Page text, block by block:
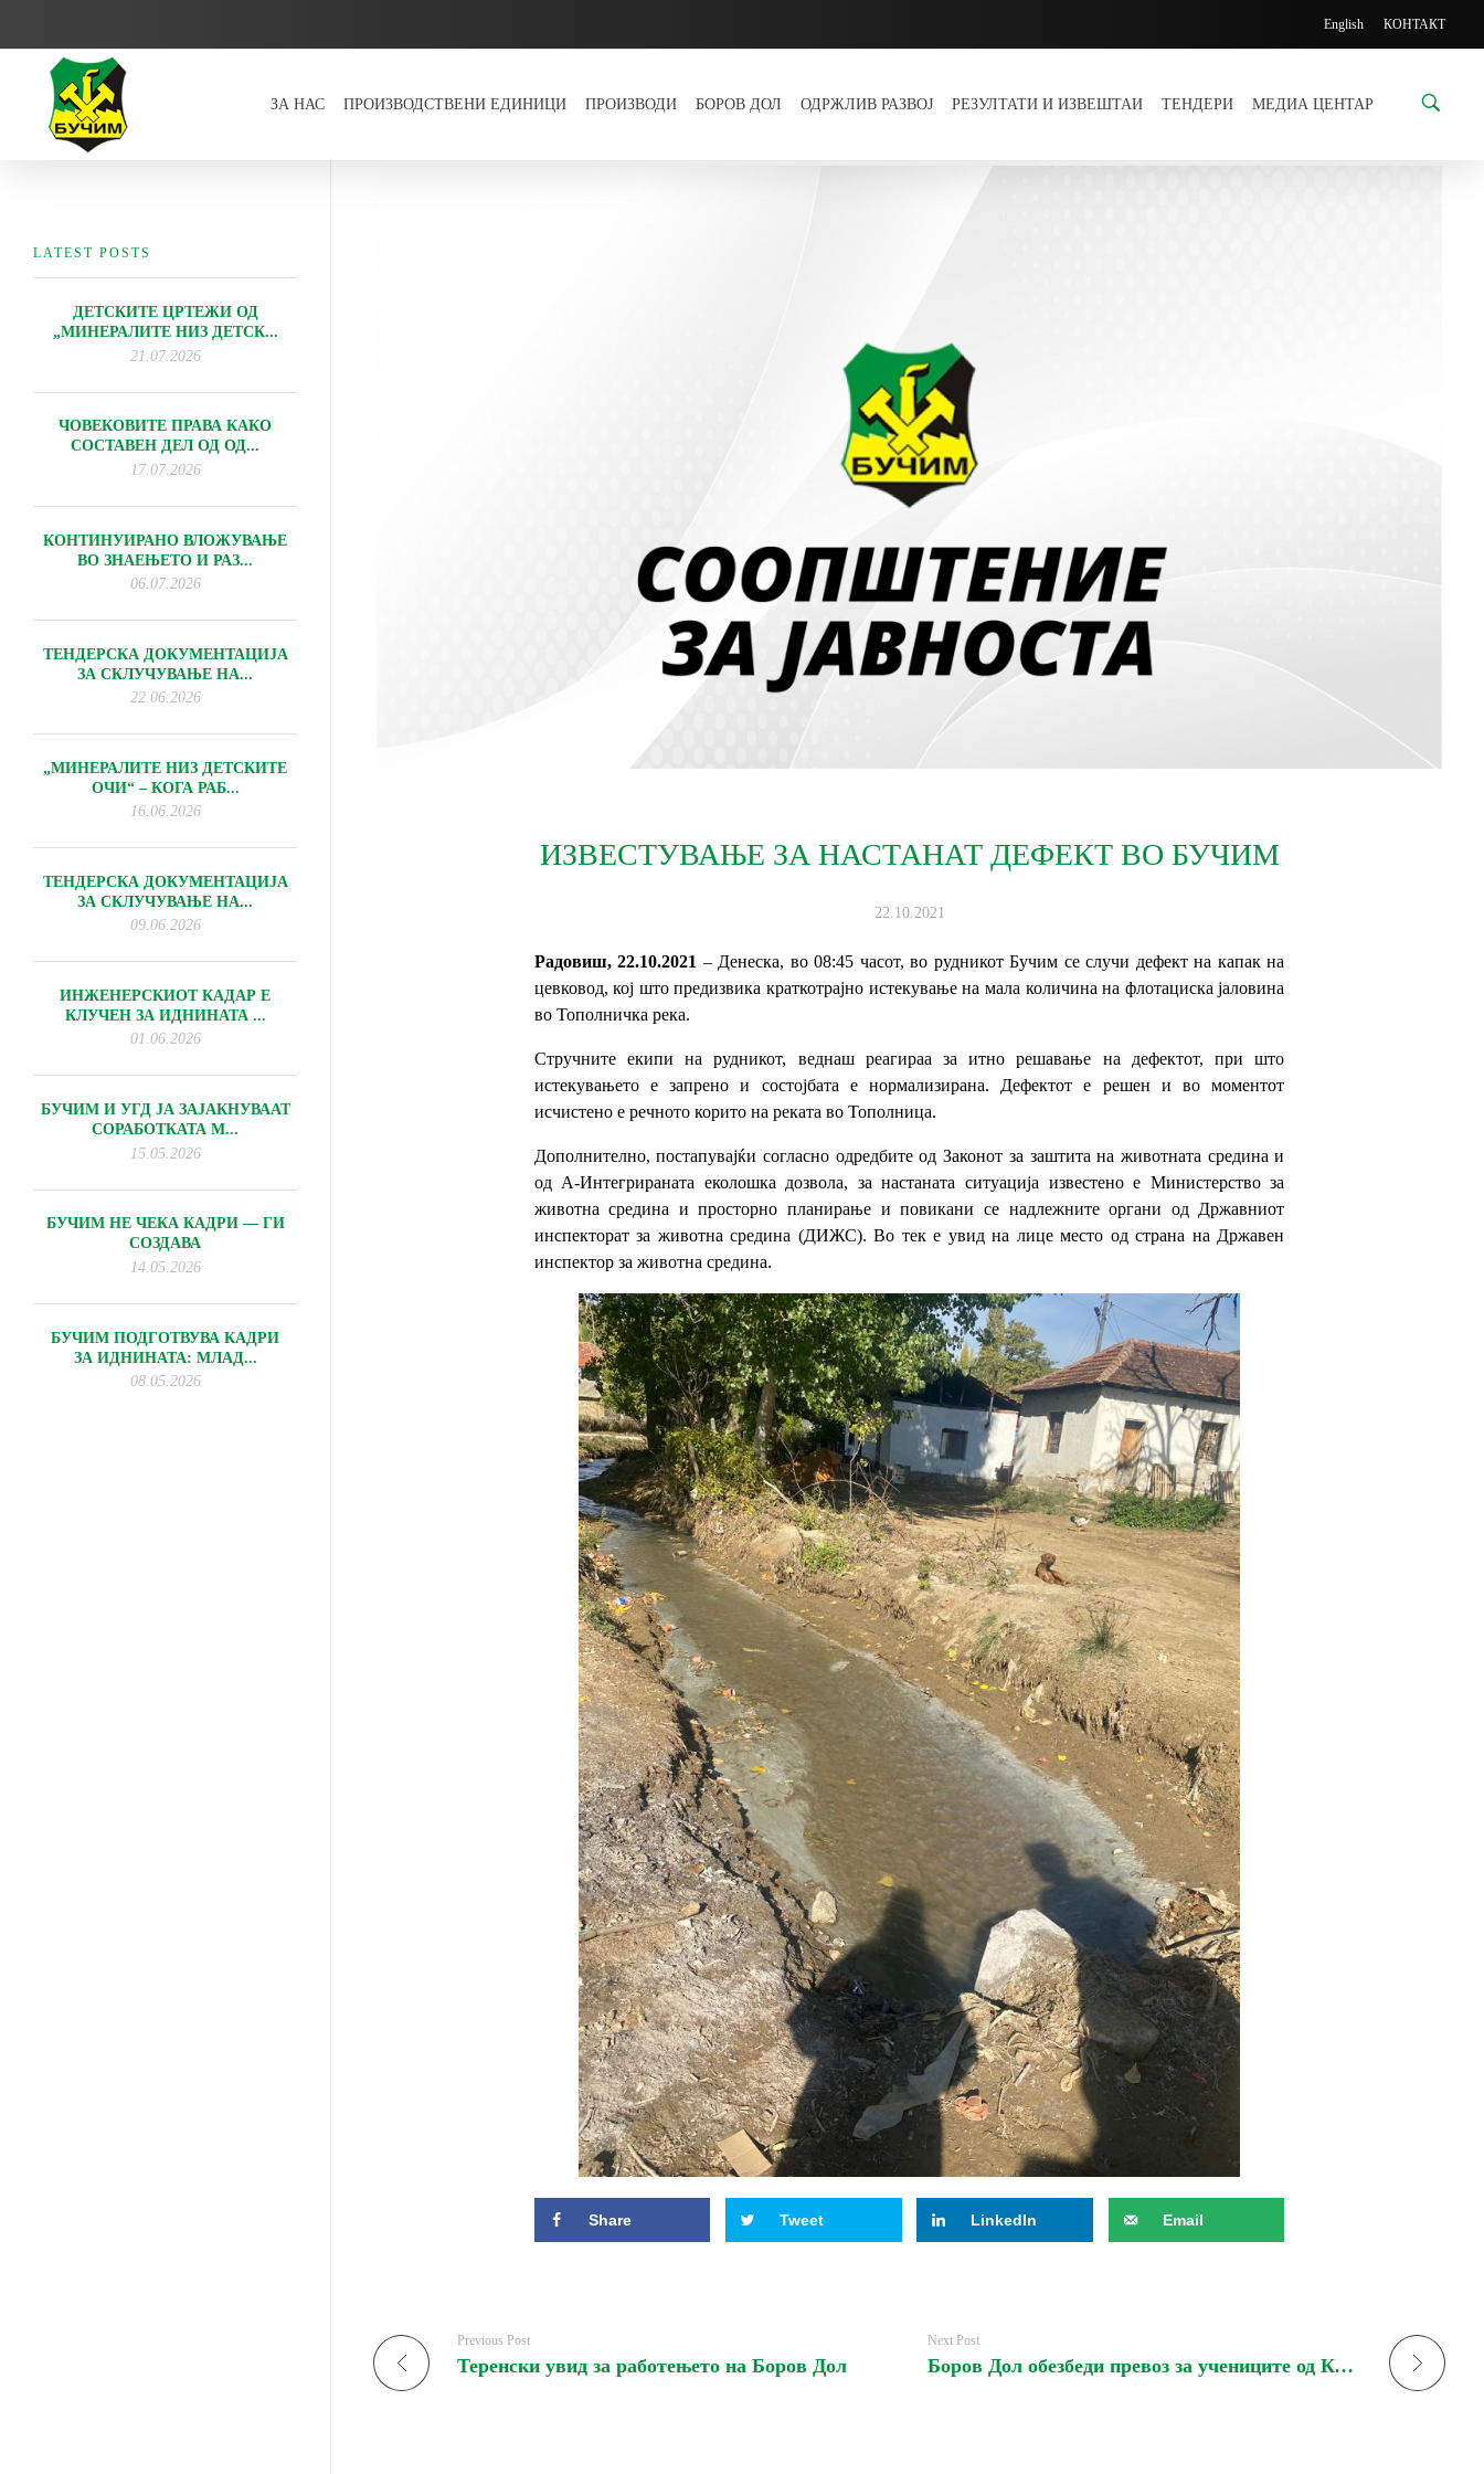
English КОНТАКТ
ЗА НАС ПРОИЗВОДСТВЕНИ ЕДИНИЦИ ПРОИЗВОДИ БОРОВ ДОЛ ОДРЖЛИВ РАЗВОЈ РЕЗУЛТАТИ И ИЗВЕШТАИ ТЕНДЕРИ МЕДИА ЦЕНТАР
ИЗВЕСТУВАЊЕ ЗА НАСТАНАТ ДЕФЕКТ ВО БУЧИМ
22.10.2021
Радовиш, 22.10.2021 – Денеска, во 08:45 часот, во рудникот Бучим се случи дефект на капак на
цевковод, кој што предизвика краткотрајно истекување на мала количина на флотациска јаловина
во Тополничка река.
Стручните екипи на рудникот, веднаш реагираа за итно решавање на дефектот, при што
истекувањето е запрено и состојбата е нормализирана. Дефектот е решен и во моментот
исчистено е речното корито на реката во Тополница.
Дополнително, постапувајќи согласно одредбите од Законот за заштита на животната средина и
од А-Интегрираната еколошка дозвола, за настаната ситуација известенo e Министерство за
животна средина и просторно планирање и повикани се надлежните органи од Државниот
инспекторат за животна средина (ДИЖС). Во тек е увид на лице место од страна на Државен
инспектор за животна средина.
Share Tweet LinkedIn Email
Previous Post
Теренски увид за работењето на Боров Дол
Next Post
Боров Дол обезбеди превоз за учениците од Конче до училиштето во Радовиш
LATEST POSTS
ДЕТСКИТЕ ЦРТЕЖИ ОД
„МИНЕРАЛИТЕ НИЗ ДЕТСК...
21.07.2026
ЧОВЕКОВИТЕ ПРАВА КАКО
СОСТАВЕН ДЕЛ ОД ОД...
17.07.2026
КОНТИНУИРАНО ВЛОЖУВАЊЕ
ВО ЗНАЕЊЕТО И РАЗ...
06.07.2026
ТЕНДЕРСКА ДОКУМЕНТАЦИЈА
ЗА СКЛУЧУВАЊЕ НА...
22.06.2026
„МИНЕРАЛИТЕ НИЗ ДЕТСКИТЕ
ОЧИ“ – КОГА РАБ...
16.06.2026
ТЕНДЕРСКА ДОКУМЕНТАЦИЈА
ЗА СКЛУЧУВАЊЕ НА...
09.06.2026
ИНЖЕНЕРСКИОТ КАДАР Е
КЛУЧЕН ЗА ИДНИНАТА ...
01.06.2026
БУЧИМ И УГД ЈА ЗАЈАКНУВААТ
СОРАБОТКАТА М...
15.05.2026
БУЧИМ НЕ ЧЕКА КАДРИ — ГИ
СОЗДАВА
14.05.2026
БУЧИМ ПОДГОТВУВА КАДРИ
ЗА ИДНИНАТА: МЛАД...
08.05.2026